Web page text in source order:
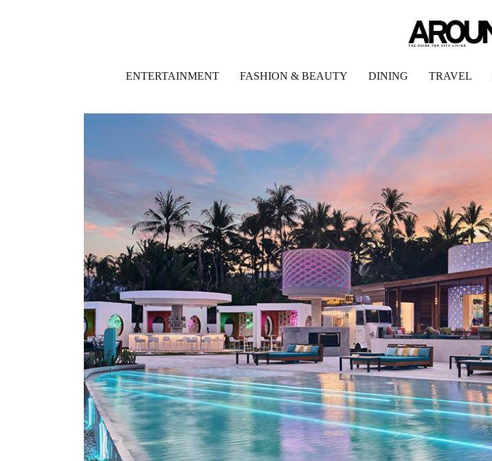
ENTERTAINMENT FASHION & BEAUTY DINING TRAVEL